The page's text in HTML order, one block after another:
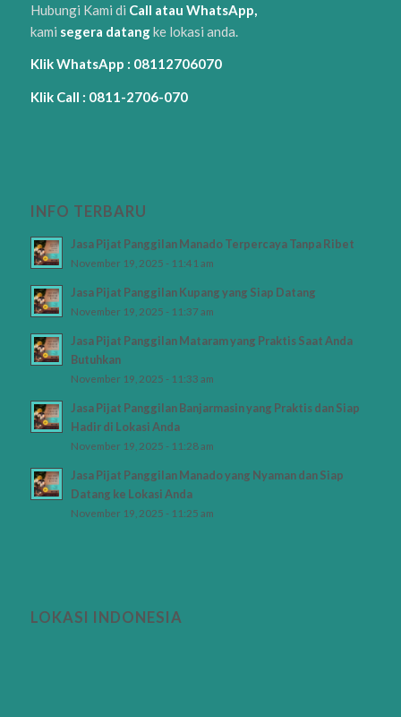
Hubungi Kami di Call atau WhatsApp,
kami segera datangke lokasi anda.
Klik WhatsApp : 08112706070
Klik Call : 0811-2706-070
INFO TERBARU
Jasa Pijat Panggilan Manado Terpercaya Tanpa Ribet
November 19, 2025 - 11:41 am
Jasa Pijat Panggilan Kupang yang Siap Datang
November 19, 2025 - 11:37 am
Jasa Pijat Panggilan Mataram yang Praktis Saat Anda
Butuhkan
November 19, 2025 - 11:33 am
Jasa Pijat Panggilan Banjarmasin yang Praktis dan Siap
Hadir di Lokasi Anda
November 19, 2025 - 11:28 am
Jasa Pijat Panggilan Manado yang Nyaman dan Siap
Datang ke Lokasi Anda
November 19, 2025 - 11:25 am
LOKASI INDONESIA